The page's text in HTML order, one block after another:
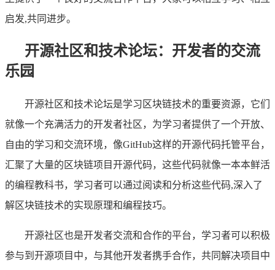
启发,共同进步。
开源社区和技术论坛：开发者的交流
乐园
开源社区和技术论坛是学习区块链技术的重要资源，它们
就像一个充满活力的开发者社区，为学习者提供了一个开放、
自由的学习和交流环境，像GitHub这样的开源代码托管平台，
汇聚了大量的区块链项目开源代码，这些代码就像一本本鲜活
的编程教科书，学习者可以通过阅读和分析这些代码,深入了
解区块链技术的实现原理和编程技巧。
开源社区也是开发者交流和合作的平台，学习者可以积极
参与到开源项目中，与其他开发者携手合作，共同解决项目中